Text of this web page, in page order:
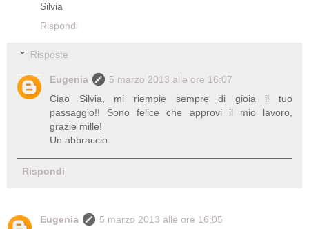
Silvia
Rispondi
Risposte
Eugenia
5 marzo 2013 alle ore 16:07
Ciao Silvia, mi riempie sempre di gioia il tuo
passaggio!! Sono felice che approvi il mio lavoro,
grazie mille!
Un abbraccio
Rispondi
Eugenia
5 marzo 2013 alle ore 16:05